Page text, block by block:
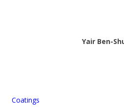
Yair Ben-
Tal
Coatings